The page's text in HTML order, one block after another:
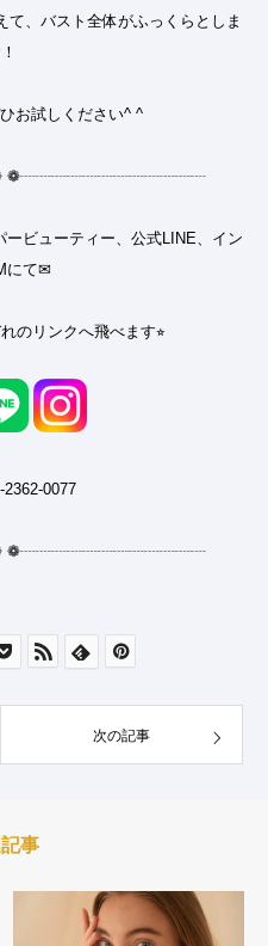
、バスト全体がふっくらとしま
お試しください^ ^
❁┈┈┈┈┈┈┈┈┈┈┈┈
ービューティー、公式LINE、イン
にて✉︎
のリンクへ飛べます⭐︎
0077
❁┈┈┈┈┈┈┈┈┈┈┈┈
次の記事
事